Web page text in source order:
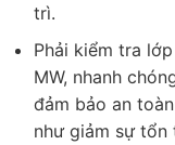
trì.
Phải kiểm tra
MW, nhanh
đảm bảo an
như giảm sự tổn